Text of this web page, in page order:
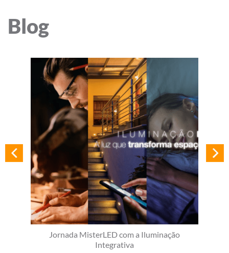
Blog
Jornada MisterLED com a Iluminação
Integrativa